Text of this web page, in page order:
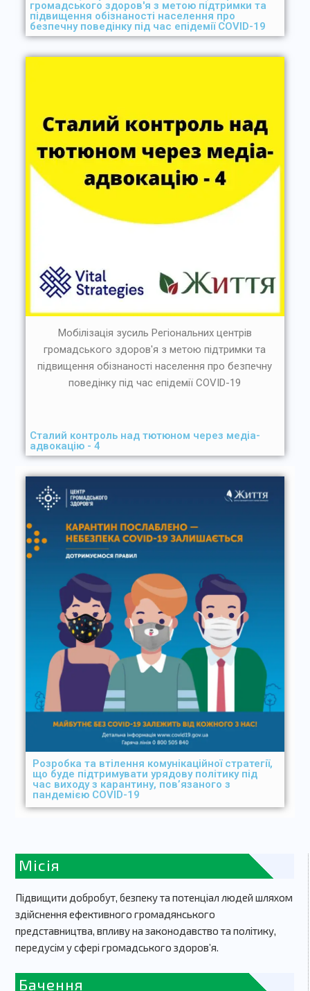
громадського здоров'я з метою підтримки та
підвищення обізнаності населення про
безпечну поведінку під час епідемії COVID-19
Мобілізація зусиль Регіональних центрів
громадського здоров'я з метою підтримки та
підвищення обізнаності населення про безпечну
поведінку під час епідемії COVID-19
Сталий контроль над тютюном через медіа-
адвокацію - 4
Розробка та втілення комунікаційної стратегії,
що буде підтримувати урядову політику під
час виходу з карантину, пов’язаного з
пандемією COVID-19
Місія
Підвищити добробут, безпеку та потенціал людей шляхом
здійснення ефективного громадянського
представництва, впливу на законодавство та політику,
передусім у сфері громадського здоров’я.
Бачення